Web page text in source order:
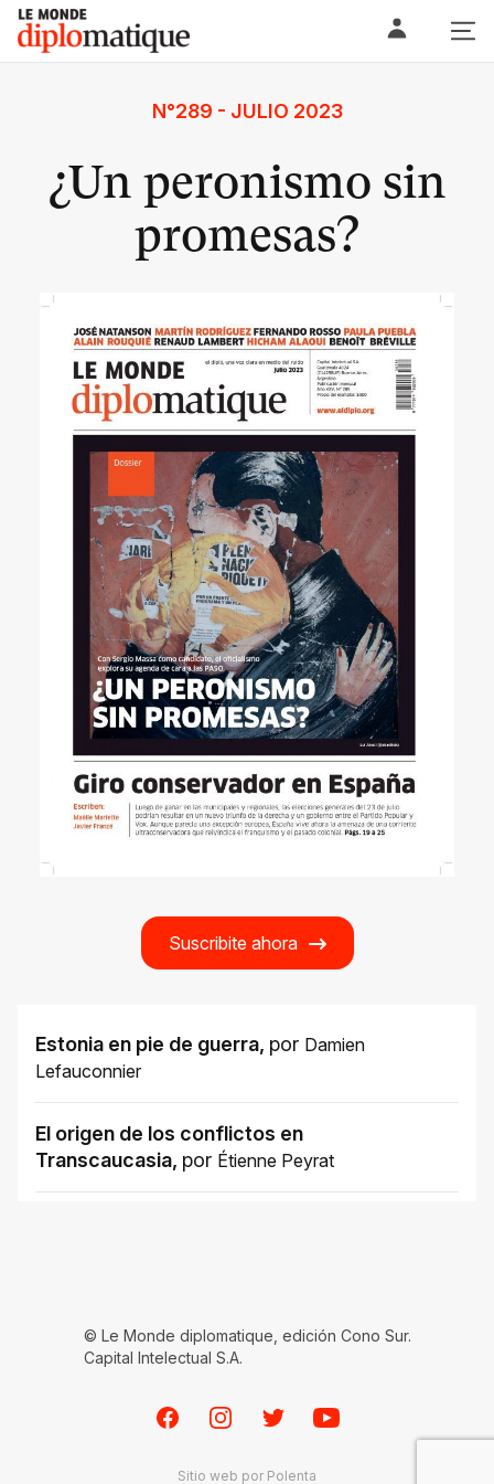
Skip
content
Le monde diplomatique
N°289 - JULIO 2023
¿Un peronismo sin
promesas?
Suscribite ahora
Estonia en pie de guerra, por Damien
Lefauconnier
El origen de los conflictos en
Transcaucasia, por Étienne Peyrat
© Le Monde diplomatique, edición Cono Sur.
Capital Intelectual S.A.
FacebookInstagramTwitterYoutube
Sitio web por Polenta